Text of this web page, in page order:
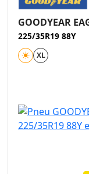
GOODYEAR
225/35R19 88Y
XL